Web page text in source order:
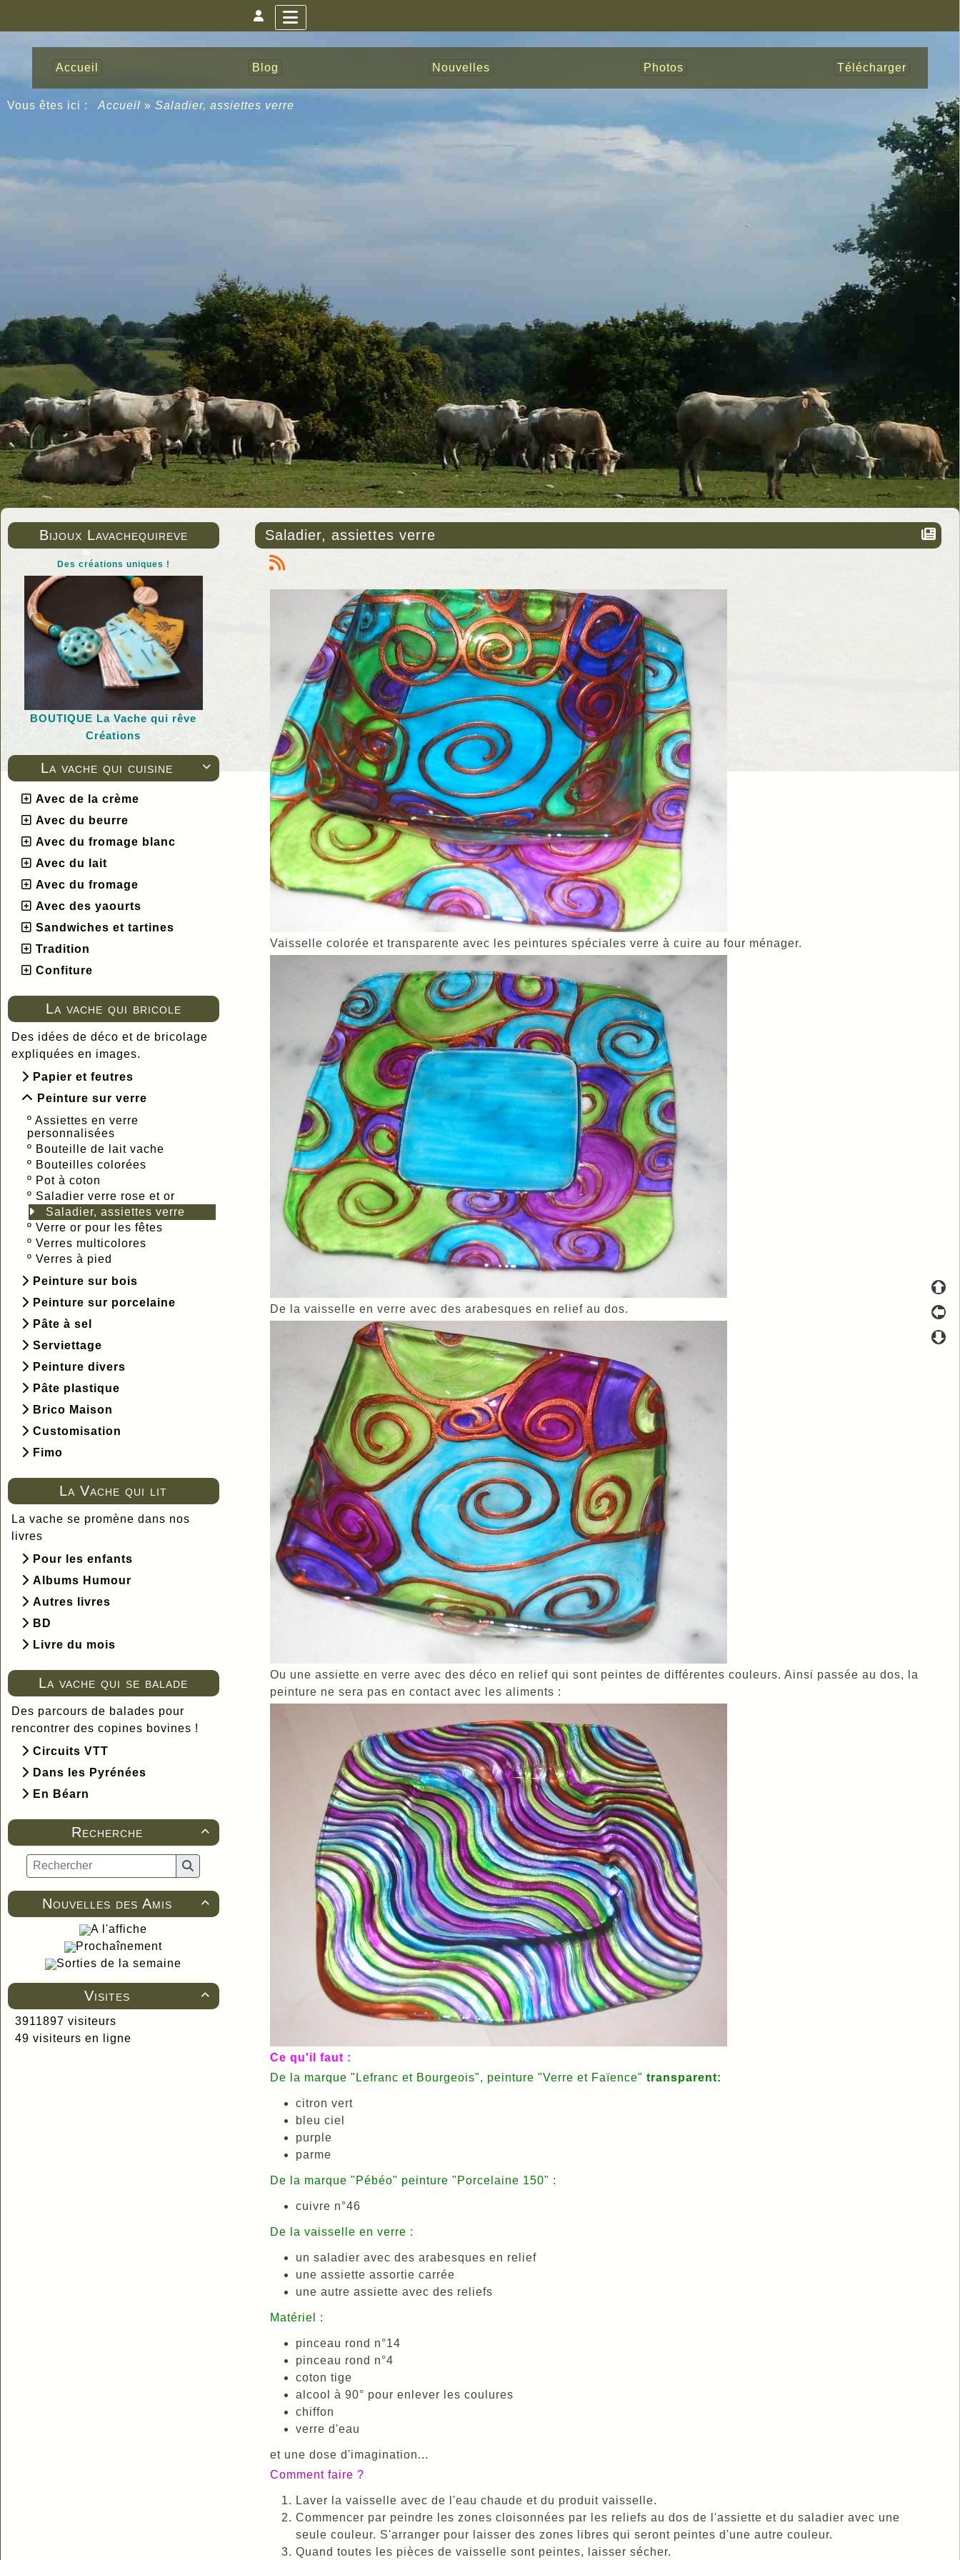
Accueil Blog Nouvelles Photos Télécharger
Vous êtes ici : Accueil » Saladier, assiettes verre
Bijoux Lavachequireve
Des créations uniques !
BOUTIQUE La Vache qui rêve
Créations

La vache qui cuisine
Avec de la crème
Avec du beurre
Avec du fromage blanc
Avec du lait
Avec du fromage
Avec des yaourts
Sandwiches et tartines
Tradition
Confiture
La vache qui bricole
Des idées de déco et de bricolage
expliquées en images.
Papier et feutres
Peinture sur verre
º Assiettes en verre
personnalisées
º Bouteille de lait vache
º Bouteilles colorées
º Pot à coton
º Saladier verre rose et or
Saladier, assiettes verre
º Verre or pour les fêtes
º Verres multicolores
º Verres à pied
Peinture sur bois
Peinture sur porcelaine
Pâte à sel
Serviettage
Peinture divers
Pâte plastique
Brico Maison
Customisation
Fimo
La Vache qui lit
La vache se promène dans nos
livres
Pour les enfants
Albums Humour
Autres livres
BD
Livre du mois
La vache qui se balade
Des parcours de balades pour
rencontrer des copines bovines !
Circuits VTT
Dans les Pyrénées
En Béarn

Recherche

Nouvelles des Amis
A l'affiche
Prochaînement
Sorties de la semaine

Visites
3911897 visiteurs
49 visiteurs en ligne
Saladier, assiettes verre
Vaisselle colorée et transparente avec les peintures spéciales verre à cuire au four ménager.
De la vaisselle en verre avec des arabesques en relief au dos.
Ou une assiette en verre avec des déco en relief qui sont peintes de différentes couleurs. Ainsi passée au dos, la
peinture ne sera pas en contact avec les aliments :
Ce qu'il faut :
De la marque "Lefranc et Bourgeois", peinture "Verre et Faïence" transparent:
citron vert
bleu ciel
purple
parme
De la marque "Pébéo" peinture "Porcelaine 150" :
cuivre n°46
De la vaisselle en verre :
un saladier avec des arabesques en relief
une assiette assortie carrée
une autre assiette avec des reliefs
Matériel :
pinceau rond n°14
pinceau rond n°4
coton tige
alcool à 90° pour enlever les coulures
chiffon
verre d'eau
et une dose d'imagination...
Comment faire ?
Laver la vaisselle avec de l'eau chaude et du produit vaisselle.
Commencer par peindre les zones cloisonnées par les reliefs au dos de l'assiette et du saladier avec une
seule couleur. S'arranger pour laisser des zones libres qui seront peintes d'une autre couleur.
Quand toutes les pièces de vaisselle sont peintes, laisser sécher.